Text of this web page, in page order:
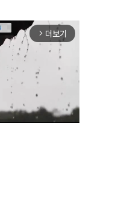
arrow_forward_ios 더보기